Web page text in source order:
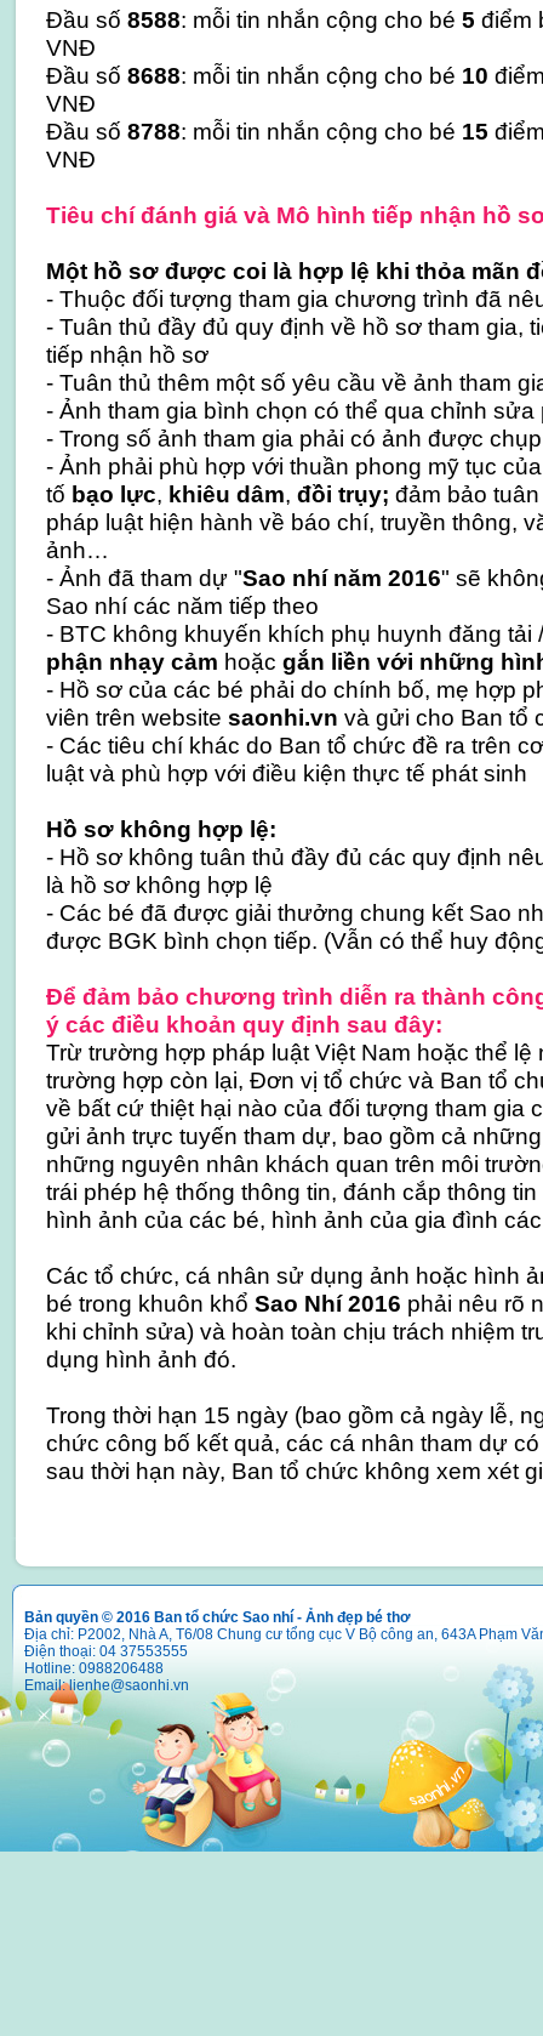
Đầu số 8588: mỗi tin nhắn cộng cho bé 5 điểm
VNĐ
Đầu số 8688: mỗi tin nhắn cộng cho bé 10
VNĐ
Đầu số 8788: mỗi tin nhắn cộng cho bé 15
VNĐ
Tiêu chí đánh giá và Mô hình tiếp nhận hồ
Một hồ sơ được coi là hợp lệ khi thỏa mãn
- Thuộc đối tượng tham gia chương trình đã
- Tuân thủ đầy đủ quy định về hồ sơ tham gia,
tiếp nhận hồ sơ
- Tuân thủ thêm một số yêu cầu về ảnh tham
- Ảnh tham gia bình chọn có thể qua chỉnh sửa
- Trong số ảnh tham gia phải có ảnh được
- Ảnh phải phù hợp với thuần phong mỹ tục
tố bạo lực, khiêu dâm, đồi trụy; đảm bảo
pháp luật hiện hành về báo chí, truyền thông,
ảnh…
- Ảnh đã tham dự "Sao nhí năm 2016" sẽ
Sao nhí các năm tiếp theo
- BTC không khuyến khích phụ huynh đăng
phận nhạy cảm hoặc gắn liền với những
- Hồ sơ của các bé phải do chính bố, mẹ hợp
viên trên website saonhi.vn và gửi cho Ban tổ
- Các tiêu chí khác do Ban tổ chức đề ra trên
luật và phù hợp với điều kiện thực tế phát sinh
Hồ sơ không hợp lệ:
- Hồ sơ không tuân thủ đầy đủ các quy định
là hồ sơ không hợp lệ
- Các bé đã được giải thưởng chung kết Sao
được BGK bình chọn tiếp. (Vẫn có thể huy
Để đảm bảo chương trình diễn ra thành
ý các điều khoản quy định sau đây:
Trừ trường hợp pháp luật Việt Nam hoặc thể lệ
trường hợp còn lại, Đơn vị tổ chức và Ban tổ
về bất cứ thiệt hại nào của đối tượng tham gia
gửi ảnh trực tuyến tham dự, bao gồm cả
những nguyên nhân khách quan trên môi
trái phép hệ thống thông tin, đánh cắp thông
hình ảnh của các bé, hình ảnh của gia đình
Các tổ chức, cá nhân sử dụng ảnh hoặc hình
bé trong khuôn khổ Sao Nhí 2016 phải nêu rõ
khi chỉnh sửa) và hoàn toàn chịu trách nhiệm
dụng hình ảnh đó.
Trong thời hạn 15 ngày (bao gồm cả ngày lễ,
chức công bố kết quả, các cá nhân tham dự
sau thời hạn này, Ban tổ chức không xem xét
Bản quyền © 2016 Ban tổ chức Sao nhí - Ảnh đẹp bé thơ
Địa chỉ: P2002, Nhà A, T6/08 Chung cư tổng cục V Bộ công an, 643A Phạm
Điện thoại: 04 37553555
Hotline: 0988206488
Email:lienhe@saonhi.vn